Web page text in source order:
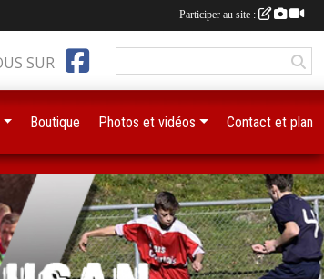
SUR
Boutique Photos et vidéos Contact et plan
Participer au site :